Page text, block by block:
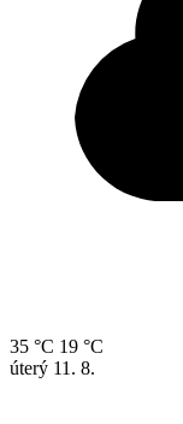
35 °C 19 °C
úterý 11. 8.